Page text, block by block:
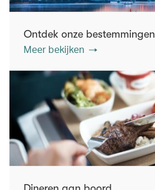
Ontdek onze bestemmingen
Meer bekijken